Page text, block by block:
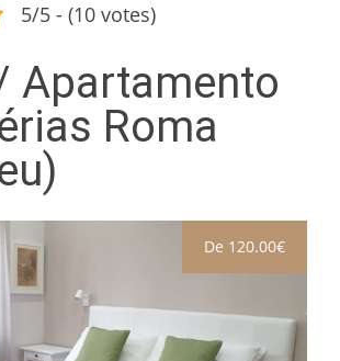
5/5 - (10 votes)
Apartamento
Roma
De 120.00€